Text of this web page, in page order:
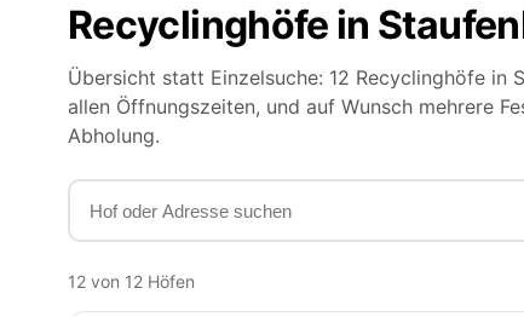
Recyclinghöfe in
Übersicht statt Einzelsuche: 12 Recyclinghöfe in
allen Öffnungszeiten, und auf Wunsch mehrere
Abholung.
12 von 12 Höfen